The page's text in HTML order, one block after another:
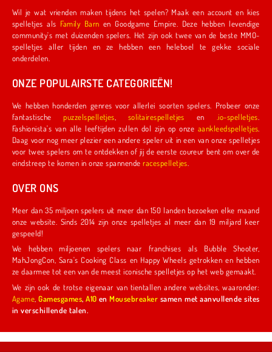
Wil je wat vrienden maken tijdens het spelen? Maak een account en kies
spelletjes als
Family Barn en Goodgame Empire. Deze hebben levendige
community's met duizenden spelers. Het zijn ook twee van de beste MMO-
spelletjes aller tijden en ze hebben een heleboel te gekke sociale
onderdelen.
ONZE POPULAIRSTE CATEGORIEËN!
We hebben honderden genres voor allerlei soorten spelers. Probeer onze
fantastischepuzzelspelletjes solitairespelletjes en .io-spelletjes
Fashionista's van alle leeftijden zullen dol zijn op onze aankleedspelletjes
Daag voor nog meer plezier een andere speler uit in een van onze spelletjes
voor twee spelers om te ontdekken of jij de eerste coureur bent om over de
eindstreep te komen in onze spannenderacespelletjes
OVER ONS
Meer dan 35 miljoen spelers uit meer dan 150 landen bezoeken elke maand
onze website. Sinds 2014 zijn onze spelletjes al meer dan 19 miljard keer
gespeeld!
We hebben miljoenen spelers naar franchises als Bubble Shooter,
MahJongCon, Sara's Cooking Class en Happy Wheels getrokken en hebben
ze daarmee tot een van de meest iconische spelletjes op het web gemaakt.
We zijn ook de trotse eigenaar van tientallen andere websites, waaronder:
Agame ,Gamesgames,A10 enMousebreaker samen met aanvullende sites
in verschillende talen.